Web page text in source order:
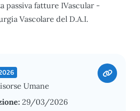
passiva fatture IVascular -
Vascolare del D.A.I.
Umane
29/03/2026